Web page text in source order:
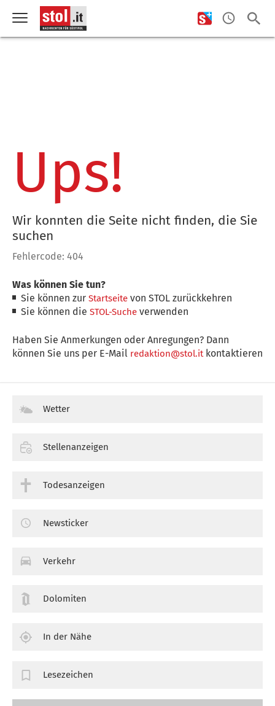
Ups!
Wir konnten die Seite nicht finden, die Sie
suchen
Fehlercode: 404
Was können Sie tun?
Sie können zurStartseite von STOL zurückkehren
Sie können dieSTOL-Suche verwenden
Haben Sie Anmerkungen oder Anregungen? Dann
können Sie uns per E-Mail redaktion@stol.itkontaktieren
Wetter
Stellenanzeigen
Todesanzeigen
Newsticker
Verkehr
Dolomiten
In der Nähe
Lesezeichen